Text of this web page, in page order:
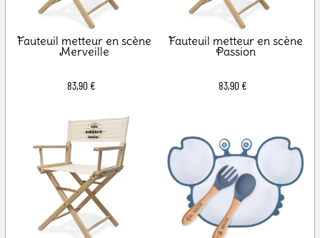
Fauteuil metteur en scène
Merveille
83,90 €
Fauteuil metteur en scène
Passion
83,90 €